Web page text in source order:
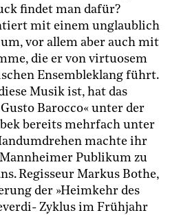
findet man dafür?
mit einem unglaublich
vor allem aber auch mit
die er von virtuosem
Ensembleklang führt.
Musik ist, hat das
Barocco« unter der
bereits mehrfach unter
machte ihr
Publikum zu
Regisseur Markus Bothe,
der »Heimkehr des
Zyklus im Frühjahr